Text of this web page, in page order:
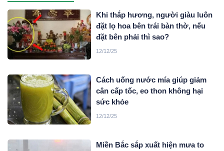
Khi thắp hương, người giàu luôn
đặt lọ hoa bên trái bàn thờ, nếu
đặt bên phải thì sao?
12/12/25
Cách uống nước mía giúp giảm
cân cấp tốc, eo thon không hại
sức khỏe
12/12/25
Miền Bắc sắp xuất hiện mưa to